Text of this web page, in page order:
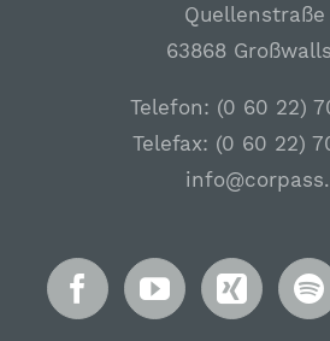
Quellenstraße
63868
Telefon: (0 60 22)
Telefax: (0 60 22)